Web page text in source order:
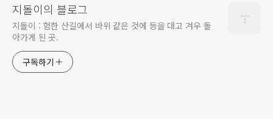
지돌이의 블로그
지돌이 : 험한 산길에서 바위 같은 것에 등을 대고 겨우 돌
아가게 된 곳.
구독하기